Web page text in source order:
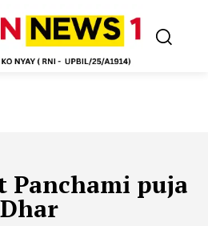
Panchami puja
Dhar